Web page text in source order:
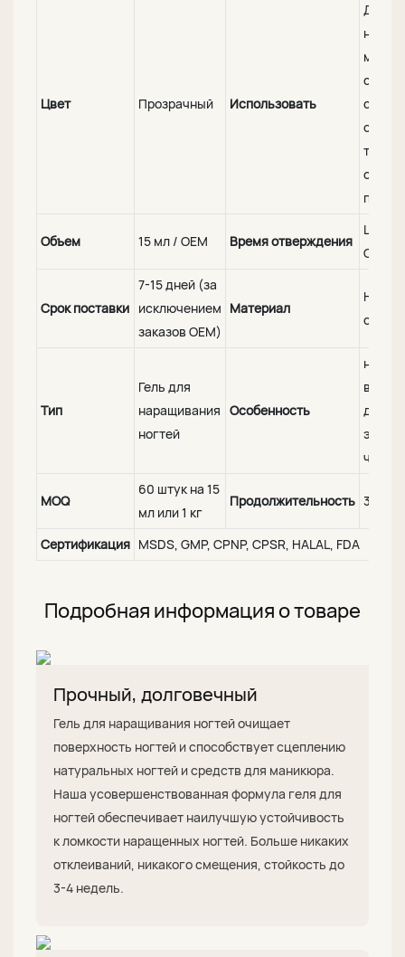
Цвет Прозрачный Использовать
т.д., а
Объем 15 мл / OEM Время отверждения
LED
CCFL
Срок поставки
7-15 дней (за
исключением
заказов OEM)
Материал
смола
Тип
Гель для
наращивания
ногтей
Особенность
MOQ
60 штук на 15
мл или 1 кг
Продолжительность 3-4
Сертификация MSDS, GMP, CPNP, CPSR, HALAL, FDA
Подробная информация о товаре
Прочный, долговечный
Гель для наращивания ногтей очищает
поверхность ногтей и способствует сцеплению
натуральных ногтей и средств для маникюра.
Наша усовершенствованная формула геля для
ногтей обеспечивает наилучшую устойчивость
к ломкости наращенных ногтей. Больше никаких
отклеиваний, никакого смещения, стойкость до
3-4 недель.